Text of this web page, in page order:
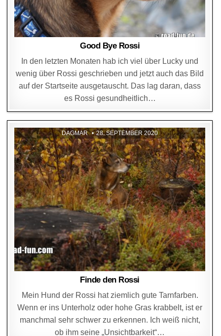
Good Bye Rossi
In den letzten Monaten hab ich viel über Lucky und
wenig über Rossi geschrieben und jetzt auch das Bild
auf der Startseite ausgetauscht. Das lag daran, dass
es Rossi gesundheitlich…
DAGMAR 28. SEPTEMBER 2020
Finde den Rossi
Mein Hund der Rossi hat ziemlich gute Tarnfarben.
Wenn er ins Unterholz oder hohe Gras krabbelt, ist er
manchmal sehr schwer zu erkennen. Ich weiß nicht,
ob ihm seine „Unsichtbarkeit“…